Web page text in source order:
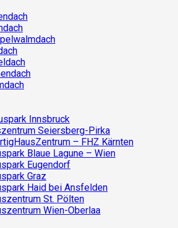
Innsbruck
Seiersberg-Pirka
– FHZ Kärnten
Blaue Lagune – Wien
Eugendorf
Graz
Haid bei Ansfelden
St. Pölten
Wien-Oberlaa